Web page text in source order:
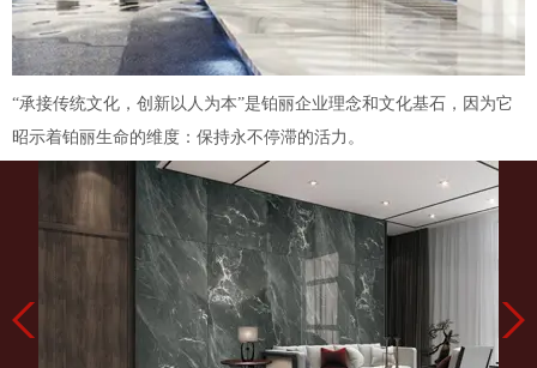
“承接传统文化，创新以人为本”是铂丽企业理念和文化基石，因为它
昭示着铂丽生命的维度：保持永不停滞的活力。